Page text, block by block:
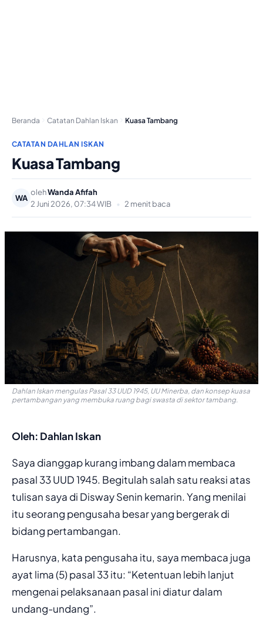
Beranda Catatan Dahlan Iskan Kuasa Tambang
CATATAN DAHLAN ISKAN
Kuasa Tambang
WA
olehWanda Afifah
2 Juni 2026, 07:34 WIB
• 2 menit baca
Dahlan Iskan mengulas Pasal 33 UUD 1945, UU Minerba, dan konsep kuasa
pertambangan yang membuka ruang bagi swasta di sektor tambang.
Oleh: Dahlan Iskan
Saya dianggap kurang imbang dalam membaca
pasal 33 UUD 1945. Begitulah salah satu reaksi atas
tulisan saya di Disway Senin kemarin. Yang menilai
itu seorang pengusaha besar yang bergerak di
bidang pertambangan.
Harusnya, kata pengusaha itu, saya membaca juga
ayat lima (5) pasal 33 itu: “Ketentuan lebih lanjut
mengenai pelaksanaan pasal ini diatur dalam
undang-undang”.